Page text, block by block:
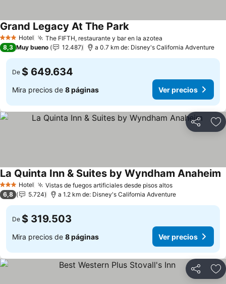
3 Estrellas
Hotel The FIFTH, restaurante y bar en la azotea
Grand Legacy At The Park
8,3 Muy bueno 12.487 a 0.7 km de: Disney's California Adventure
De $ 649.634
Mira precios de 8 páginas Ver precios
Compartir
3 Estrellas
Hotel Vistas de fuegos artificiales desde pisos altos
La Quinta Inn & Suites by Wyndham Anaheim
6,8 5.724 a 1.2 km de: Disney's California Adventure
De $ 319.503
Mira precios de 8 páginas Ver precios
Compartir